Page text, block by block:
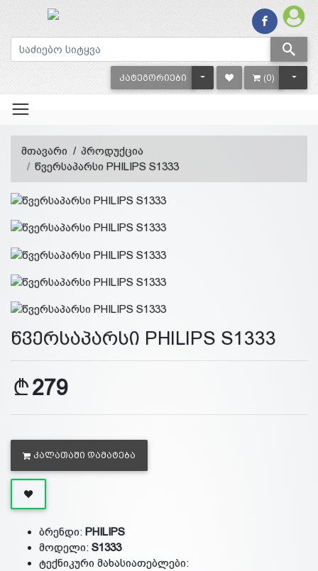
ᲙᲐᲢᲔᲒᲝᲠᲘᲔᲑᲘ TOGGLE DROPDOWN
(0)
მთავარი
პროდუქცია
წვერსაპარსი PHILIPS S1333
წვერსაპარსი PHILIPS S1333
279
ᲙᲐᲚᲐᲗᲐᲨᲘ ᲓᲐᲛᲐᲢᲔᲑᲐ
ბრენდი: PHILIPS
მოდელი: S1333
ტექნიკური მახასიათებლები: